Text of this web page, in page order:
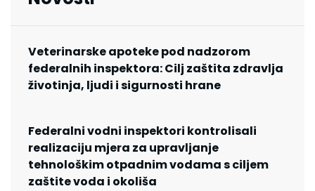
Veterinarske apoteke pod nadzorom
federalnih inspektora: Cilj zaštita zdravlja
životinja, ljudi i sigurnosti hrane
Federalni vodni inspektori kontrolisali
realizaciju mjera za upravljanje
tehnološkim otpadnim vodama s ciljem
zaštite voda i okoliša